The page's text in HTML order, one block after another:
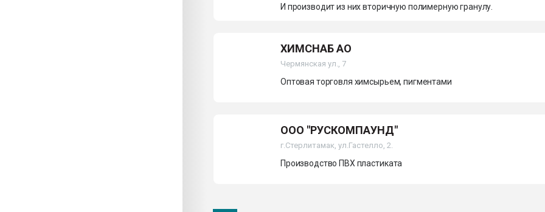
И производит из них вторичную полимерную гранулу.
ХИМСНАБ АО
Чермянская ул., 7
Оптовая торговля химсырьем, пигментами
ООО "РУСКОМПАУНД"
г.Стерлитамак, ул.Гастелло, 2.
Производство ПВХ пластиката